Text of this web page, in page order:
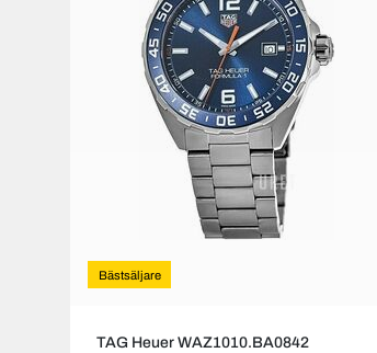
Bästsäljare
TAG Heuer WAZ1010.BA0842